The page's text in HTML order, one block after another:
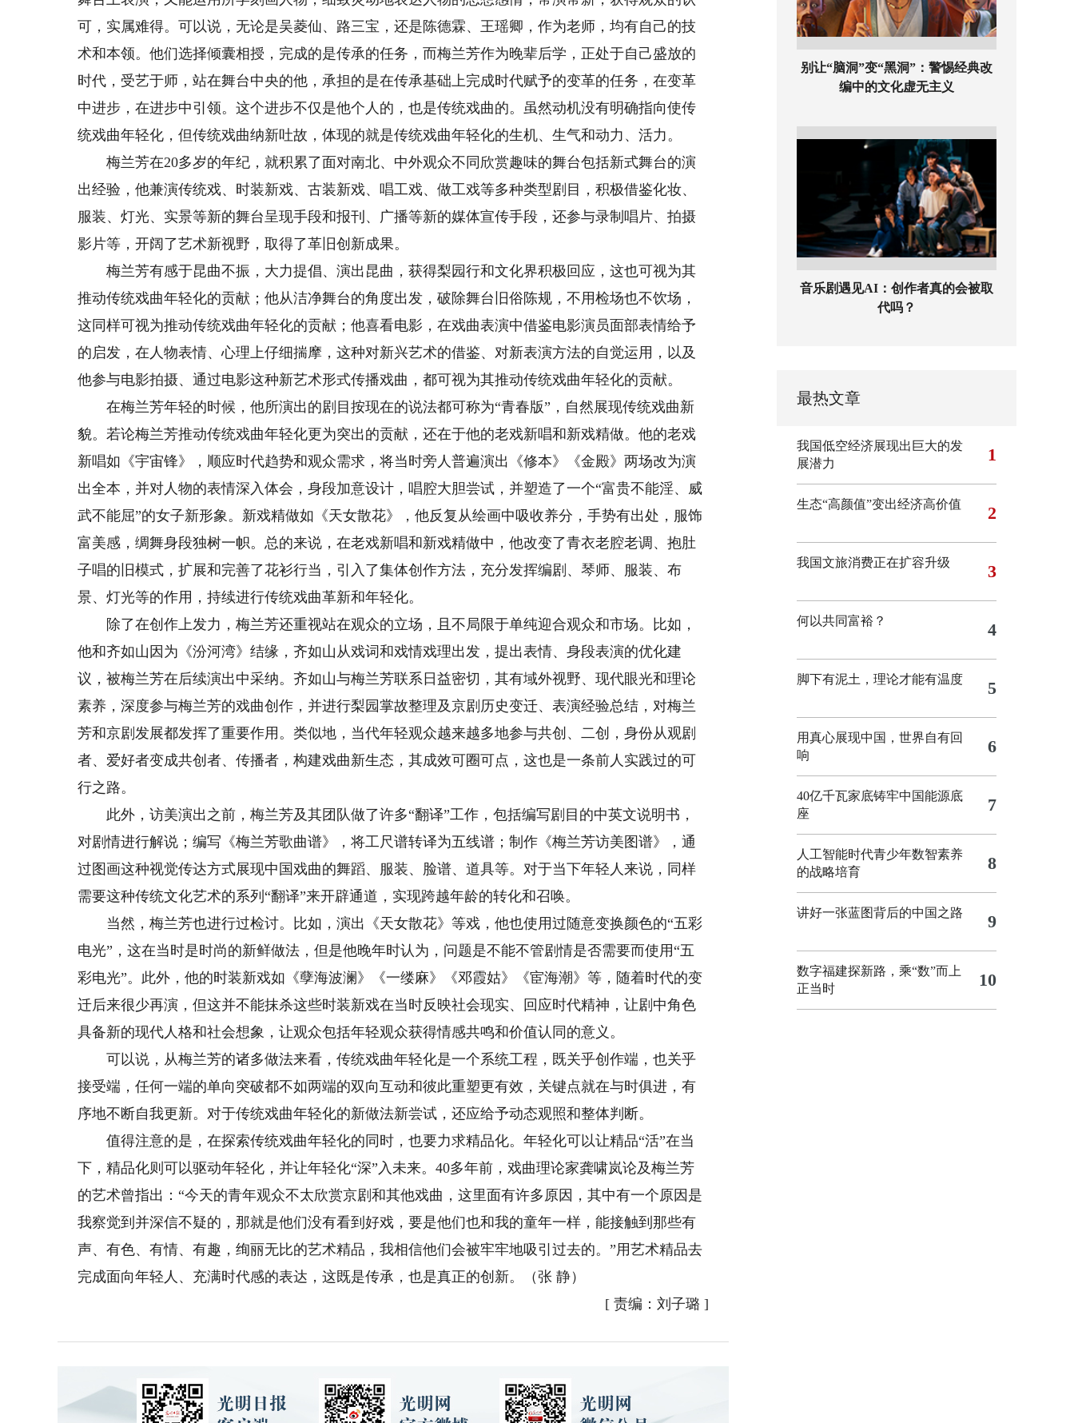
可，实属难得。可以说，无论是吴菱仙、路三宝，还是陈德霖、王瑶卿，作为老师，均有自己的技
术和本领。他们选择倾囊相授，完成的是传承的任务，而梅兰芳作为晚辈后学，正处于自己盛放的
时代，受艺于师，站在舞台中央的他，承担的是在传承基础上完成时代赋予的变革的任务，在变革
中进步，在进步中引领。这个进步不仅是他个人的，也是传统戏曲的。虽然动机没有明确指向使传
统戏曲年轻化，但传统戏曲纳新吐故，体现的就是传统戏曲年轻化的生机、生气和动力、活力。
梅兰芳在20多岁的年纪，就积累了面对南北、中外观众不同欣赏趣味的舞台包括新式舞台的演
出经验，他兼演传统戏、时装新戏、古装新戏、唱工戏、做工戏等多种类型剧目，积极借鉴化妆、
服装、灯光、实景等新的舞台呈现手段和报刊、广播等新的媒体宣传手段，还参与录制唱片、拍摄
影片等，开阔了艺术新视野，取得了革旧创新成果。
梅兰芳有感于昆曲不振，大力提倡、演出昆曲，获得梨园行和文化界积极回应，这也可视为其
推动传统戏曲年轻化的贡献；他从洁净舞台的角度出发，破除舞台旧俗陈规，不用检场也不饮场，
这同样可视为推动传统戏曲年轻化的贡献；他喜看电影，在戏曲表演中借鉴电影演员面部表情给予
的启发，在人物表情、心理上仔细揣摩，这种对新兴艺术的借鉴、对新表演方法的自觉运用，以及
他参与电影拍摄、通过电影这种新艺术形式传播戏曲，都可视为其推动传统戏曲年轻化的贡献。
在梅兰芳年轻的时候，他所演出的剧目按现在的说法都可称为“青春版”，自然展现传统戏曲新
貌。若论梅兰芳推动传统戏曲年轻化更为突出的贡献，还在于他的老戏新唱和新戏精做。他的老戏
新唱如《宇宙锋》，顺应时代趋势和观众需求，将当时旁人普遍演出《修本》《金殿》两场改为演
出全本，并对人物的表情深入体会，身段加意设计，唱腔大胆尝试，并塑造了一个“富贵不能淫、威
武不能屈”的女子新形象。新戏精做如《天女散花》，他反复从绘画中吸收养分，手势有出处，服饰
富美感，绸舞身段独树一帜。总的来说，在老戏新唱和新戏精做中，他改变了青衣老腔老调、抱肚
子唱的旧模式，扩展和完善了花衫行当，引入了集体创作方法，充分发挥编剧、琴师、服装、布
景、灯光等的作用，持续进行传统戏曲革新和年轻化。
除了在创作上发力，梅兰芳还重视站在观众的立场，且不局限于单纯迎合观众和市场。比如，
他和齐如山因为《汾河湾》结缘，齐如山从戏词和戏情戏理出发，提出表情、身段表演的优化建
议，被梅兰芳在后续演出中采纳。齐如山与梅兰芳联系日益密切，其有域外视野、现代眼光和理论
素养，深度参与梅兰芳的戏曲创作，并进行梨园掌故整理及京剧历史变迁、表演经验总结，对梅兰
芳和京剧发展都发挥了重要作用。类似地，当代年轻观众越来越多地参与共创、二创，身份从观剧
者、爱好者变成共创者、传播者，构建戏曲新生态，其成效可圈可点，这也是一条前人实践过的可
行之路。
此外，访美演出之前，梅兰芳及其团队做了许多“翻译”工作，包括编写剧目的中英文说明书，
对剧情进行解说；编写《梅兰芳歌曲谱》，将工尺谱转译为五线谱；制作《梅兰芳访美图谱》，通
过图画这种视觉传达方式展现中国戏曲的舞蹈、服装、脸谱、道具等。对于当下年轻人来说，同样
需要这种传统文化艺术的系列“翻译”来开辟通道，实现跨越年龄的转化和召唤。
当然，梅兰芳也进行过检讨。比如，演出《天女散花》等戏，他也使用过随意变换颜色的“五彩
电光”，这在当时是时尚的新鲜做法，但是他晚年时认为，问题是不能不管剧情是否需要而使用“五
彩电光”。此外，他的时装新戏如《孽海波澜》《一缕麻》《邓霞姑》《宦海潮》等，随着时代的变
迁后来很少再演，但这并不能抹杀这些时装新戏在当时反映社会现实、回应时代精神，让剧中角色
具备新的现代人格和社会想象，让观众包括年轻观众获得情感共鸣和价值认同的意义。
可以说，从梅兰芳的诸多做法来看，传统戏曲年轻化是一个系统工程，既关乎创作端，也关乎
接受端，任何一端的单向突破都不如两端的双向互动和彼此重塑更有效，关键点就在与时俱进，有
序地不断自我更新。对于传统戏曲年轻化的新做法新尝试，还应给予动态观照和整体判断。
值得注意的是，在探索传统戏曲年轻化的同时，也要力求精品化。年轻化可以让精品“活”在当
下，精品化则可以驱动年轻化，并让年轻化“深”入未来。40多年前，戏曲理论家龚啸岚论及梅兰芳
的艺术曾指出：“今天的青年观众不太欣赏京剧和其他戏曲，这里面有许多原因，其中有一个原因是
我察觉到并深信不疑的，那就是他们没有看到好戏，要是他们也和我的童年一样，能接触到那些有
声、有色、有情、有趣，绚丽无比的艺术精品，我相信他们会被牢牢地吸引过去的。”用艺术精品去
完成面向年轻人、充满时代感的表达，这既是传承，也是真正的创新。（张 静）
[ 责编：刘子璐 ]
别让“脑洞”变“黑洞”：警惕经典改
编中的文化虚无主义
音乐剧遇见AI：创作者真的会被取
代吗？
最热文章
我国低空经济展现出巨大的发
展潜力
1
生态“高颜值”变出经济高价值 2
我国文旅消费正在扩容升级 3
何以共同富裕？ 4
脚下有泥土，理论才能有温度 5
用真心展现中国，世界自有回
响
6
40亿千瓦家底铸牢中国能源底
座
7
人工智能时代青少年数智素养
的战略培育
8
讲好一张蓝图背后的中国之路 9
数字福建探新路，乘“数”而上
正当时
10